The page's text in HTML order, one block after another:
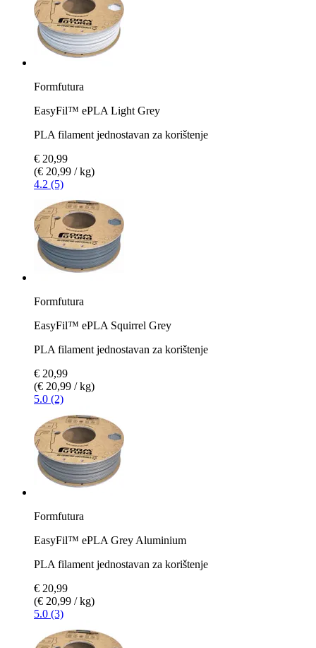
Formfutura
EasyFil™ ePLA Light Grey
PLA filament jednostavan za korištenje
€ 20,99
(€ 20,99 / kg)
4.2 (5)
Formfutura
EasyFil™ ePLA Squirrel Grey
PLA filament jednostavan za korištenje
€ 20,99
(€ 20,99 / kg)
5.0 (2)
Formfutura
EasyFil™ ePLA Grey Aluminium
PLA filament jednostavan za korištenje
€ 20,99
(€ 20,99 / kg)
5.0 (3)